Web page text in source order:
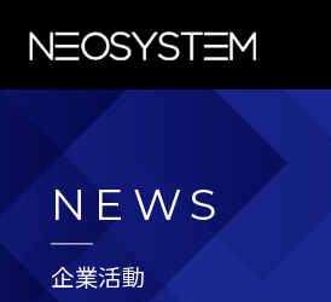
NEWS
企業活動